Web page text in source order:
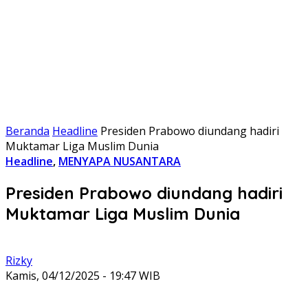
Beranda Headline Presiden Prabowo diundang hadiri
Muktamar Liga Muslim Dunia
Headline, MENYAPA NUSANTARA
Presiden Prabowo diundang hadiri
Muktamar Liga Muslim Dunia
Rizky
Kamis, 04/12/2025 - 19:47 WIB